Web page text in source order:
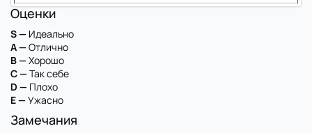
Оценки
S — Идеально
A — Отлично
B — Хорошо
C — Так себе
D — Плохо
E — Ужасно
Замечания